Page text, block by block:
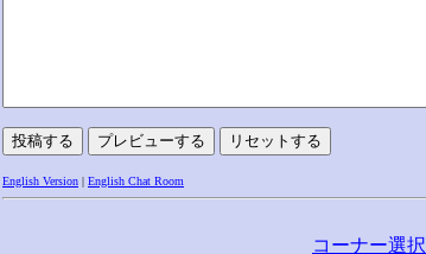
English Version English Chat Room
コーナー選択